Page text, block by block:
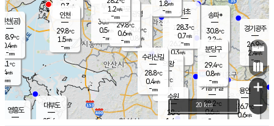
의도
℃
m/s
mm
영흥도
과천
26.2℃
0.3m/s
- mm
용인
26.7℃
0.6m/s
경기광주
26.9℃
2.4m/s
-mm
대부도
25.6
0.3 m/s
-mm
의왕
- ℃
m/s
mm
광명
30.6 ℃
0.8 m/s
-mm
부천
30.7℃
0.5m/s
-mm
구로
29.8℃
0.6m/s
-mm
송파*
30.8℃
2.2m/s
-mm
서초
28.3℃
0.7m/s
-mm
기흥구갈
28.2℃
0.6m/s
-
수리산길
28.8℃
0.4m/s
-mm
분당구
29.4℃
0.8m/s
-mm
인천(공)
28.9℃
0.4m/s
-mm
1.2m/s
-mm
수원
28℃
1.4 m/s
인천
29.8℃
1.5m/s
-mm
1.8m/s
-mm
+
−
20 km